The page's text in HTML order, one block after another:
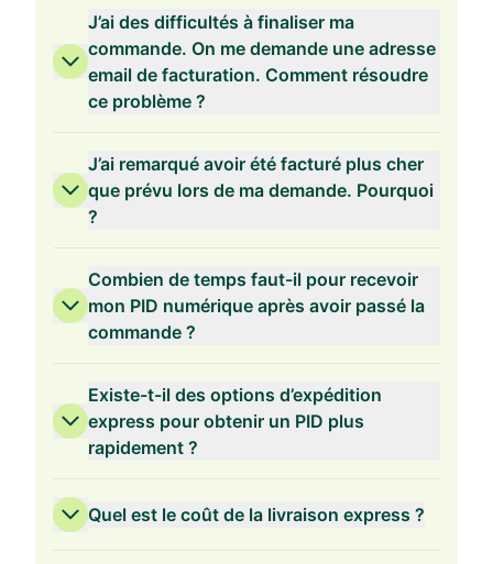
Validité de 2 ans
Validité de 1 an
J’ai des difficultés à finaliser ma
commande. On me demande une adresse
email de facturation. Comment résoudre
ce problème ?
J’ai remarqué avoir été facturé plus cher
que prévu lors de ma demande. Pourquoi
?
Combien de temps faut-il pour recevoir
mon PID numérique après avoir passé la
commande ?
Existe-t-il des options d’expédition
express pour obtenir un PID plus
rapidement ?
Quel est le coût de la livraison express ?